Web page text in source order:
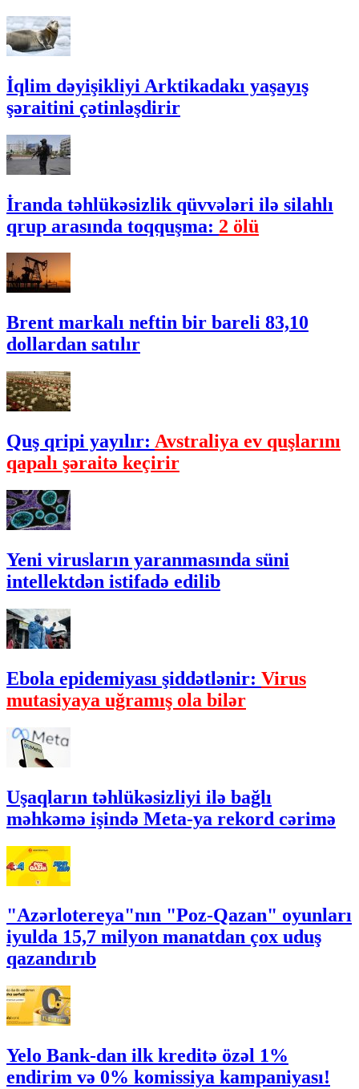
İqlim dəyişikliyi Arktikadakı yaşayış
şəraitini çətinləşdirir
İranda təhlükəsizlik qüvvələri ilə silahlı
qrup arasında toqquşma: 2 ölü
Brent markalı neftin bir bareli 83,10
dollardan satılır
Quş qripi yayılır: Avstraliya ev quşlarını
qapalı şəraitə keçirir
Yeni virusların yaranmasında süni
intellektdən istifadə edilib
Ebola epidemiyası şiddətlənir: Virus
mutasiyaya uğramış ola bilər
Uşaqların təhlükəsizliyi ilə bağlı
məhkəmə işində Meta-ya rekord cərimə
"Azərlotereya"nın "Poz-Qazan" oyunları
iyulda 15,7 milyon manatdan çox uduş
qazandırıb
Yelo Bank-dan ilk kreditə özəl 1%
endirim və 0% komissiya kampaniyası!